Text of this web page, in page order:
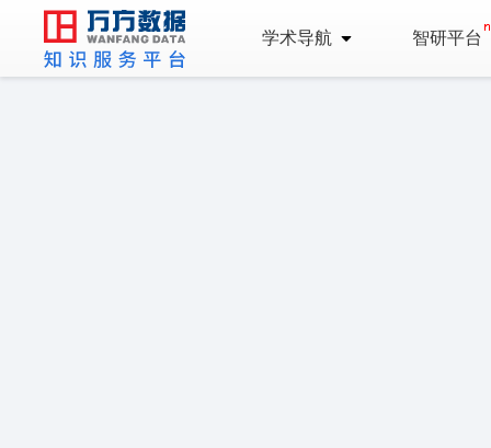
学术导航 智研平台